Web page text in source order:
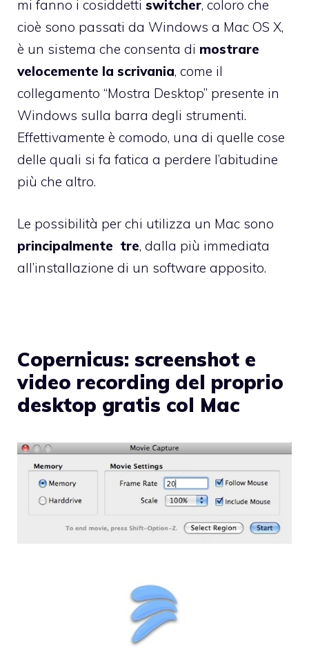
mi fanno i cosiddetti switcher, coloro che
cioè sono passati da Windows a Mac OS X,
è un sistema che consenta di mostrare
velocemente la scrivania, come il
collegamento “Mostra Desktop” presente in
Windows sulla barra degli strumenti.
Effettivamente è comodo, una di quelle cose
delle quali si fa fatica a perdere l’abitudine
più che altro.
Le possibilità per chi utilizza un Mac sono
principalmente tre, dalla più immediata
all’installazione di un software apposito.
Copernicus: screenshot e
video recording del proprio
desktop gratis col Mac